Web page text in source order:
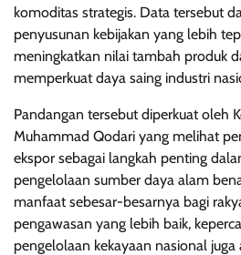
komoditas strategis. Data tersebut
penyusunan kebijakan yang lebih
meningkatkan nilai tambah produk
memperkuat daya saing industri
Pandangan tersebut diperkuat oleh
Muhammad Qodari yang melihat
ekspor sebagai langkah penting
pengelolaan sumber daya alam
manfaat sebesar-besarnya bagi
pengawasan yang lebih baik,
pengelolaan kekayaan nasional